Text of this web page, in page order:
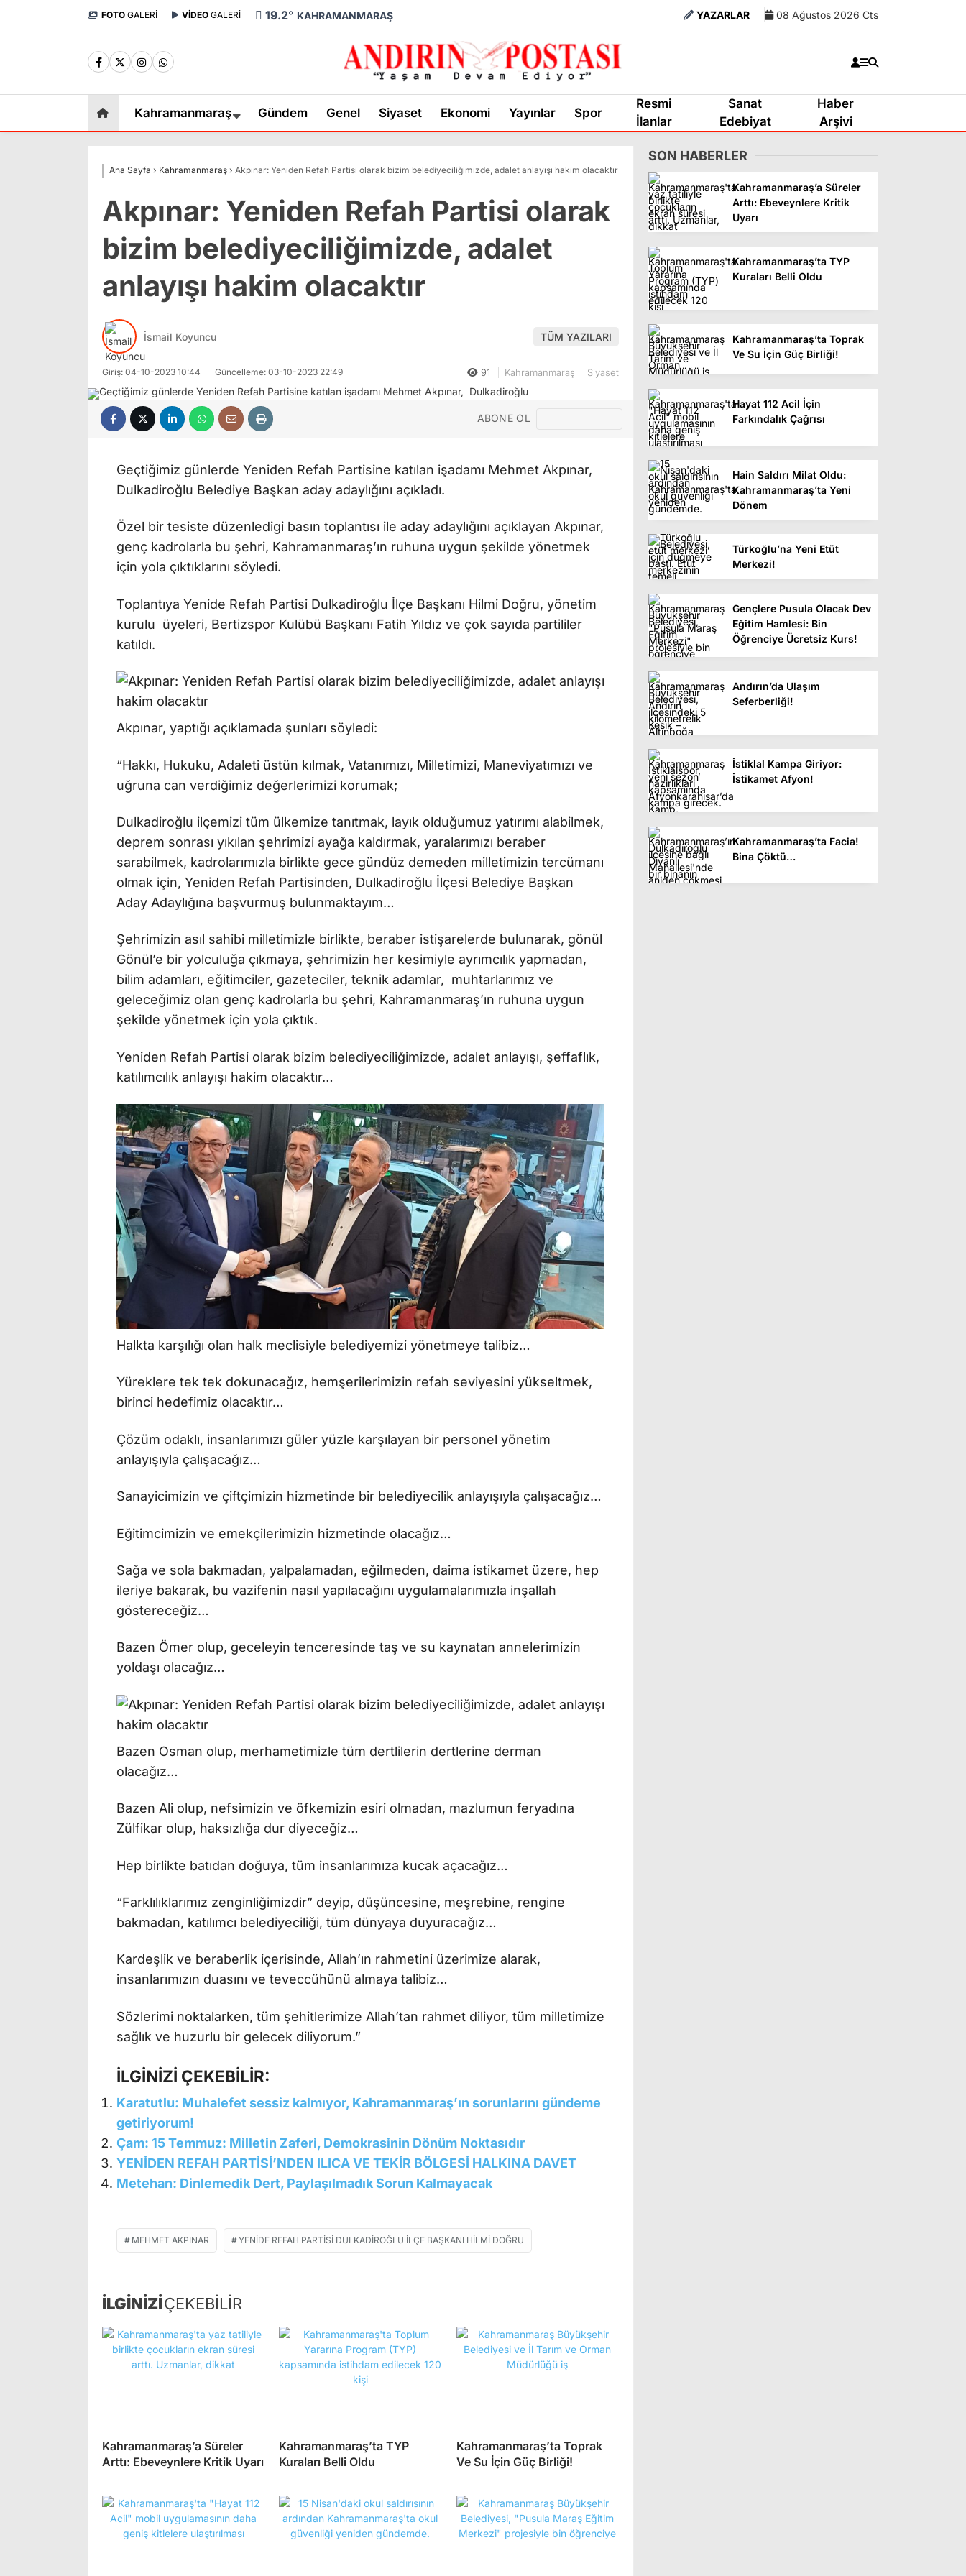
FOTO GALERİ VİDEO GALERİ 19.2° KAHRAMANMARAŞ YAZARLAR 08 Ağustos 2026 Cts
Kahramanmaraş Gündem Genel Siyaset Ekonomi Yayınlar Spor
Resmi
İlanlar
Sanat
Edebiyat
Haber
Arşivi
Ana Sayfa › Kahramanmaraş › Akpınar: Yeniden Refah Partisi olarak bizim belediyeciliğimizde, adalet anlayışı hakim olacaktır
Akpınar: Yeniden Refah Partisi olarak
bizim belediyeciliğimizde, adalet
anlayışı hakim olacaktır
İsmail Koyuncu TÜM YAZILARI
Giriş: 04-10-2023 10:44 Güncelleme: 03-10-2023 22:49 91 Kahramanmaraş Siyaset
ABONE OL
Geçtiğimiz günlerde Yeniden Refah Partisine katılan işadamı Mehmet Akpınar,
Dulkadiroğlu Belediye Başkan aday adaylığını açıkladı.
Özel bir tesiste düzenledigi basın toplantısı ile aday adaylığını açıklayan Akpınar,
genç kadrolarla bu şehri, Kahramanmaraş’ın ruhuna uygun şekilde yönetmek
için yola çıktıklarını söyledi.
Toplantıya Yenide Refah Partisi Dulkadiroğlu İlçe Başkanı Hilmi Doğru, yönetim
kurulu üyeleri, Bertizspor Kulübü Başkanı Fatih Yıldız ve çok sayıda partililer
katıldı.
Akpınar, yaptığı açıklamada şunları söyledi:
“Hakkı, Hukuku, Adaleti üstün kılmak, Vatanımızı, Milletimizi, Maneviyatımızı ve
uğruna can verdiğimiz değerlerimizi korumak;
Dulkadiroğlu ilçemizi tüm ülkemize tanıtmak, layık olduğumuz yatırımı alabilmek,
deprem sonrası yıkılan şehrimizi ayağa kaldırmak, yaralarımızı beraber
sarabilmek, kadrolarımızla birlikte gece gündüz demeden milletimizin tercümanı
olmak için, Yeniden Refah Partisinden, Dulkadiroğlu İlçesi Belediye Başkan
Aday Adaylığına başvurmuş bulunmaktayım…
Şehrimizin asıl sahibi milletimizle birlikte, beraber istişarelerde bulunarak, gönül
Gönül’e bir yolculuğa çıkmaya, şehrimizin her kesimiyle ayrımcılık yapmadan,
bilim adamları, eğitimciler, gazeteciler, teknik adamlar, muhtarlarımız ve
geleceğimiz olan genç kadrolarla bu şehri, Kahramanmaraş’ın ruhuna uygun
şekilde yönetmek için yola çıktık.
Yeniden Refah Partisi olarak bizim belediyeciliğimizde, adalet anlayışı, şeffaflık,
katılımcılık anlayışı hakim olacaktır…
Halkta karşılığı olan halk meclisiyle belediyemizi yönetmeye talibiz…
Yüreklere tek tek dokunacağız, hemşerilerimizin refah seviyesini yükseltmek,
birinci hedefimiz olacaktır…
Çözüm odaklı, insanlarımızı güler yüzle karşılayan bir personel yönetim
anlayışıyla çalışacağız…
Sanayicimizin ve çiftçimizin hizmetinde bir belediyecilik anlayışıyla çalışacağız…
Eğitimcimizin ve emekçilerimizin hizmetinde olacağız…
Sağa ve sola bakmadan, yalpalamadan, eğilmeden, daima istikamet üzere, hep
ileriye bakarak, bu vazifenin nasıl yapılacağını uygulamalarımızla inşallah
göstereceğiz…
Bazen Ömer olup, geceleyin tenceresinde taş ve su kaynatan annelerimizin
yoldaşı olacağız…
Bazen Osman olup, merhametimizle tüm dertlilerin dertlerine derman
olacağız…
Bazen Ali olup, nefsimizin ve öfkemizin esiri olmadan, mazlumun feryadına
Zülfikar olup, haksızlığa dur diyeceğiz…
Hep birlikte batıdan doğuya, tüm insanlarımıza kucak açacağız…
“Farklılıklarımız zenginliğimizdir” deyip, düşüncesine, meşrebine, rengine
bakmadan, katılımcı belediyeciliği, tüm dünyaya duyuracağız…
Kardeşlik ve beraberlik içerisinde, Allah’ın rahmetini üzerimize alarak,
insanlarımızın duasını ve teveccühünü almaya talibiz…
Sözlerimi noktalarken, tüm şehitlerimize Allah’tan rahmet diliyor, tüm milletimize
sağlık ve huzurlu bir gelecek diliyorum.”
İLGİNİZİ ÇEKEBİLİR:
Karatutlu: Muhalefet sessiz kalmıyor, Kahramanmaraş’ın sorunlarını gündeme
getiriyorum!
Çam: 15 Temmuz: Milletin Zaferi, Demokrasinin Dönüm Noktasıdır
YENİDEN REFAH PARTİSİ’NDEN ILICA VE TEKİR BÖLGESİ HALKINA DAVET
Metehan: Dinlemedik Dert, Paylaşılmadık Sorun Kalmayacak
MEHMET AKPINAR YENIDE REFAH PARTISI DULKADIROĞLU İLÇE BAŞKANI HILMI DOĞRU
İLGİNİZİÇEKEBİLİR
Kahramanmaraş’a Süreler
Arttı: Ebeveynlere Kritik Uyarı
Kahramanmaraş’ta TYP
Kuraları Belli Oldu
Kahramanmaraş’ta Toprak
Ve Su İçin Güç Birliği!
SON HABERLER
Kahramanmaraş’a Süreler
Arttı: Ebeveynlere Kritik
Uyarı
Kahramanmaraş’ta TYP
Kuraları Belli Oldu
Kahramanmaraş’ta Toprak
Ve Su İçin Güç Birliği!
Hayat 112 Acil İçin
Farkındalık Çağrısı
Hain Saldırı Milat Oldu:
Kahramanmaraş’ta Yeni
Dönem
Türkoğlu’na Yeni Etüt
Merkezi!
Gençlere Pusula Olacak Dev
Eğitim Hamlesi: Bin
Öğrenciye Ücretsiz Kurs!
Andırın’da Ulaşım
Seferberliği!
İstiklal Kampa Giriyor:
İstikamet Afyon!
Kahramanmaraş’ta Facia!
Bina Çöktü…